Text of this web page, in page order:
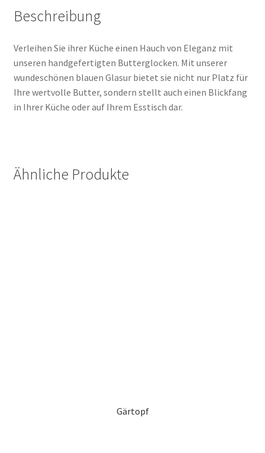
Beschreibung
Verleihen Sie ihrer Küche einen Hauch von Eleganz mit
unseren handgefertigten Butterglocken. Mit unserer
wundeschönen blauen Glasur bietet sie nicht nur Platz für
Ihre wertvolle Butter, sondern stellt auch einen Blickfang
in Ihrer Küche oder auf Ihrem Esstisch dar.
Ähnliche Produkte
Gärtopf